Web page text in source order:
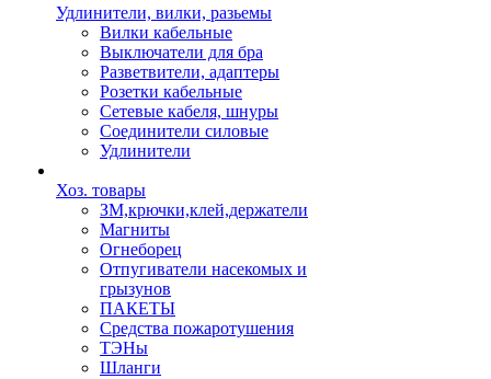
Удлинители, вилки, разьемы
Вилки кабельные
Выключатели для бра
Разветвители, адаптеры
Розетки кабельные
Сетевые кабеля, шнуры
Соединители силовые
Удлинители
Хоз. товары
ЗМ,крючки,клей,держатели
Магниты
Огнеборец
Отпугиватели насекомых и
грызунов
ПАКЕТЫ
Средства пожаротушения
ТЭНы
Шланги